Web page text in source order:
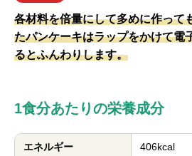
各材料を倍量にして多めに作って
たパンケーキはラップをかけて電
るとふんわりします。
1食分あたりの栄養成分
エネルギー 406kcal